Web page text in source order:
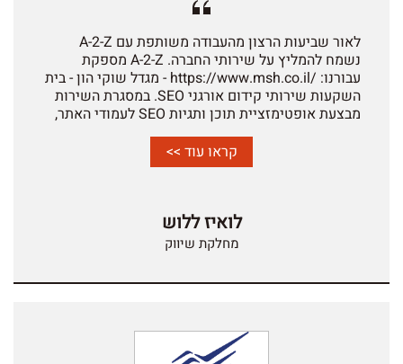
לאור שביעות הרצון מהעבודה משותפת עם A-2-Z
נשמח להמליץ על שירותי החברה. A-2-Z מספקת
עבורנו: /https://www.msh.co.il - מגדל שוקי הון - בית
השקעות שירותי קידום אורגני SEO. במסגרת השירות
מבצעת אופטימזציית תוכן ותגיות SEO לעמודי האתר,
ניתוחי אנליטיקה מדידות, שיפור יחס המרה וחוויית
המשתמש של אתר החברה בצורה מקצועית, אדיבה
ויעילה. אנו מודים לכם ושמחים בהמשך העבודה
קראו עוד >>
לואיז ללוש
מחלקת שיווק